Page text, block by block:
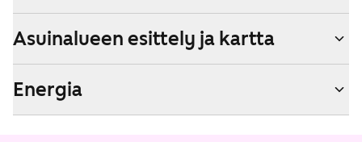
Asuinalueen esittely ja kartta
Energia